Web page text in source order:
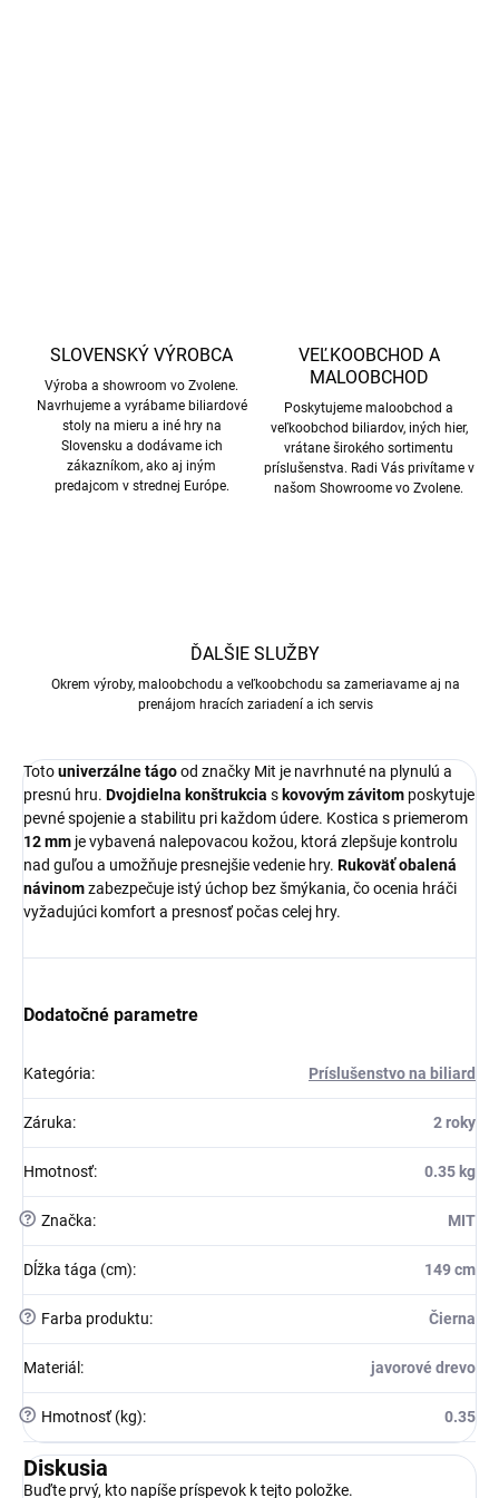
SLOVENSKÝ VÝROBCA
Výroba a showroom vo Zvolene.
Navrhujeme a vyrábame biliardové
stoly na mieru a iné hry na
Slovensku a dodávame ich
zákazníkom, ako aj iným
predajcom v strednej Európe.
VEĽKOOBCHOD A
MALOOBCHOD
Poskytujeme maloobchod a
veľkoobchod biliardov, iných hier,
vrátane širokého sortimentu
príslušenstva. Radi Vás privítame v
našom Showroome vo Zvolene.
ĎALŠIE SLUŽBY
Okrem výroby, maloobchodu a veľkoobchodu sa zameriavame aj na
prenájom hracích zariadení a ich servis
Totouniverzálne tágood značky Mit je navrhnuté na plynulú a
presnú hru. Dvojdielna konštrukcia s kovovým závitom poskytuje
pevné spojenie a stabilitu pri každom údere. Kostica s priemerom
12 mm je vybavená nalepovacou kožou, ktorá zlepšuje kontrolu
nad guľou a umožňuje presnejšie vedenie hry. Rukoväť obalená
návinomzabezpečuje istý úchop bez šmýkania, čo ocenia hráči
vyžadujúci komfort a presnosť počas celej hry.
Dodatočné parametre
Kategória: Príslušenstvo na biliard
Záruka: 2 roky
Hmotnosť: 0.35 kg
? Značka: MIT
Dĺžka tága (cm): 149 cm
? Farba produktu: Čierna
Materiál : javorové drevo
? Hmotnosť (kg): 0.35
Diskusia
Buďte prvý, kto napíše príspevok k tejto položke.